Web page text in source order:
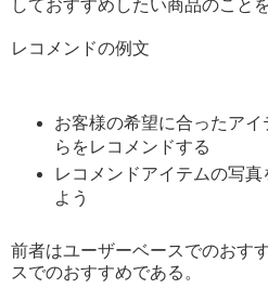
しておすすめしたい商品のこと
レコメンドの例文
お客様の希望に合ったア
らをレコメンドする
レコメンドアイテムの写
よう
前者はユーザーベースでのおす
スでのおすすめである。